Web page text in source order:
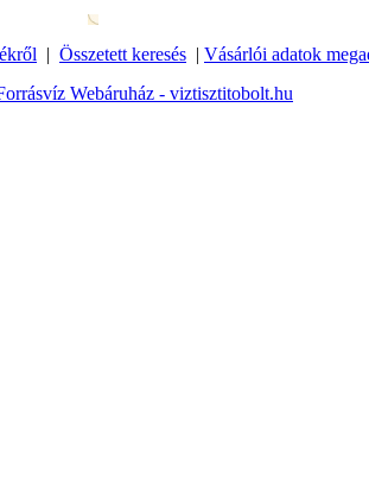
| Összetett keresés | Vásárlói adatok
Webáruház - viztisztitobolt.hu